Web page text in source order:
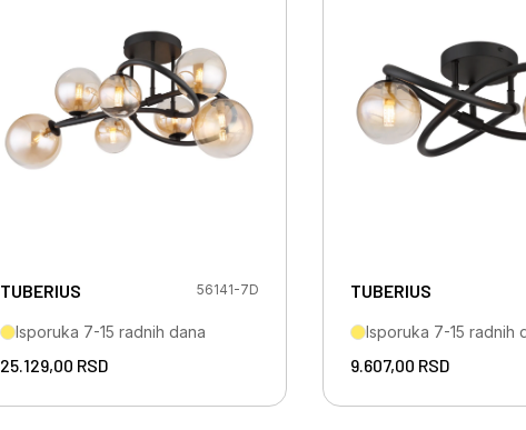
TUBERIUS 56141-7D
Isporuka 7-15 radnih dana
25.129,00 RSD
TUBERIUS
Isporuka 7-15 radnih
9.607,00 RSD